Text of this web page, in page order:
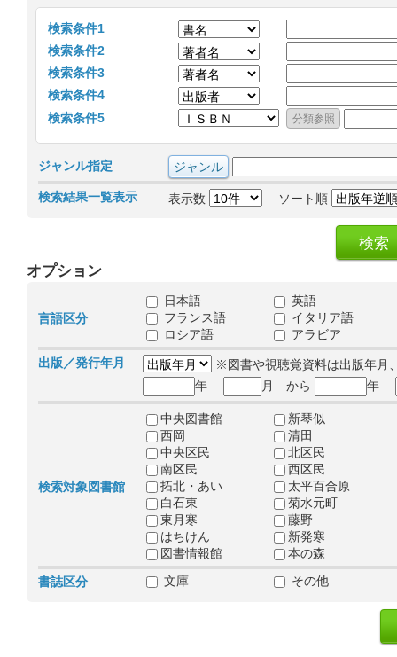
検索条件1
検索条件2
検索条件3
検索条件4
検索条件5
ジャンル指定
検索結果一覧表示 表示数 ソート順
オプション
言語区分
日本語
英語
フランス語
イタリア語
ロシア語
アラビア
出版／発行年月
※図書や視聴覚資料は出版年月
年
月 から 年
検索対象図書館
中央図書館
新琴似
西岡
清田
中央区民
北区民
南区民
西区民
拓北・あい
太平百合原
白石東
菊水元町
東月寒
藤野
はちけん
新発寒
図書情報館
本の森
書誌区分
文庫 その他